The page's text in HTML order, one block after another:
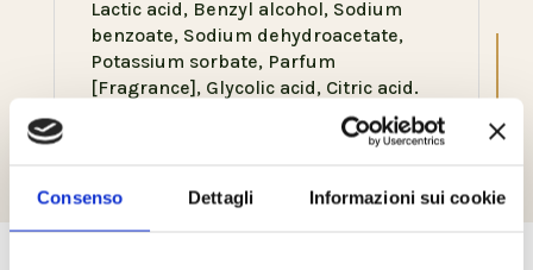
Consenso Dettagli Informazioni sui cookie
Lactic acid, Benzyl alcohol, Sodium
benzoate, Sodium dehydroacetate,
Potassium sorbate, Parfum
[Fragrance], Glycolic acid, Citric acid.